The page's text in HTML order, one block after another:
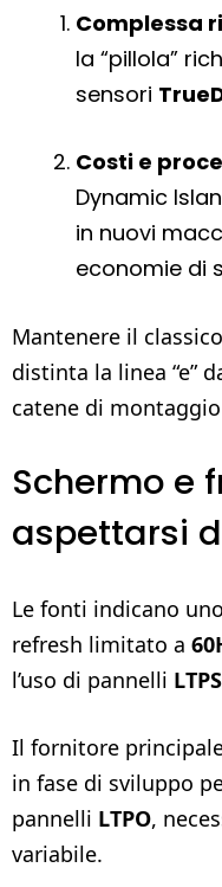
Complessa
la “pillola”
sensori
Costi e
Dynamic
in nuovi
economie di
Mantenerе il classico
distinta la linea “e”
catene di
Schermo e
aspettarsi
Le fonti indicano
refresh limitato a
l’uso di pannelli LTPS
Il fornitore
in fase di sviluppo
pannelli LTPO,
variabile.